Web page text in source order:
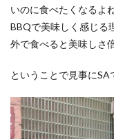
いのに食べたくなるよ
BBQで美味しく感じる
外で食べると美味しさ
ということで見事にSA